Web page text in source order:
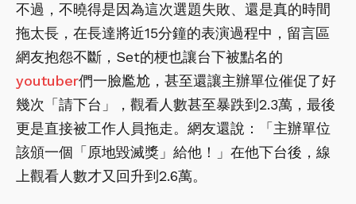
不過，不曉得是因為這次選題失敗、還是真的時間
拖太長，在長達將近15分鐘的表演過程中，留言區
網友抱怨不斷，Set的梗也讓台下被點名的
youtuber們一臉尷尬，甚至還讓主辦單位催促了好
幾次「請下台」，觀看人數甚至暴跌到2.3萬，最後
更是直接被工作人員拖走。網友還說：「主辦單位
該頒一個「原地毀滅獎」給他！」在他下台後，線
上觀看人數才又回升到2.6萬。